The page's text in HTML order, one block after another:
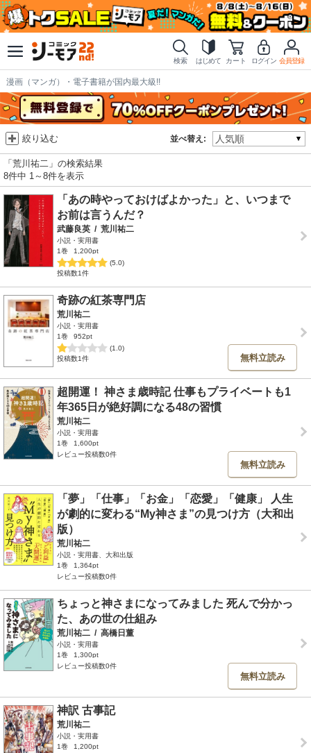
検索 はじめて カート ログイン 会員登録
漫画（マンガ）・電子書籍が国内最大級!!
並べ替え:
絞り込む
「荒川祐二」の検索結果
8件中 1～8件を表示
「あの時やっておけばよかった」と、いつまで
お前は言うんだ？
武藤良英 / 荒川祐二
小説・実用書
1巻
1,200pt
(5.0)
投稿数1件
奇跡の紅茶専門店
荒川祐二
小説・実用書
1巻
952pt
(1.0)
投稿数1件
無料立読み
超開運！ 神さま歳時記 仕事もプライベートも1
年365日が絶好調になる48の習慣
荒川祐二
小説・実用書
1巻
1,600pt
レビュー投稿数0件
無料立読み
「夢」「仕事」「お金」「恋愛」「健康」 人生
が劇的に変わる“My神さま”の見つけ方（大和出
版）
荒川祐二
小説・実用書、大和出版
1巻
1,364pt
レビュー投稿数0件
ちょっと神さまになってみました 死んで分かっ
た、あの世の仕組み
荒川祐二 / 高橋日董
小説・実用書
1巻
1,300pt
レビュー投稿数0件
無料立読み
神訳 古事記
荒川祐二
小説・実用書
1巻
1,200pt